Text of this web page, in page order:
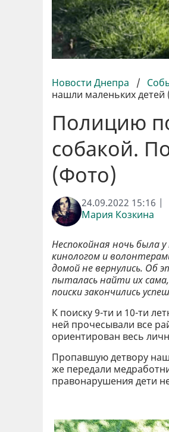
Новости Днепра /
нашли маленьких детей
Полицию
собакой.
(Фото)
24.09.2022 15:16 |
Мария Козкина
Неспокойная ночь была
кинологом и
домой не вернулись. Об
пыталась найти их
поиски закончились
К поиску 9-ти и 10-ти
ней прочесывали все
ориентирован весь
Пропавшую детвору
же передали
правонарушения дети